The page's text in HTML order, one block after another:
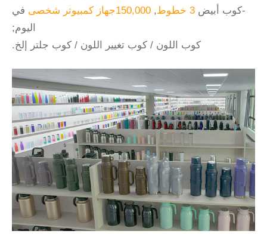
-كوب أبيض 3 خطوط , 150,000جهاز كمبيوتر شخصى
في
اليوم;
كوب اللون / كوب تغيير اللون / كوب جلتر إلخ.